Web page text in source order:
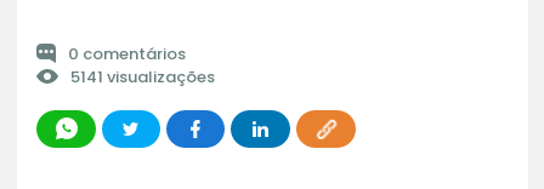
0 comentários
5141 visualizações